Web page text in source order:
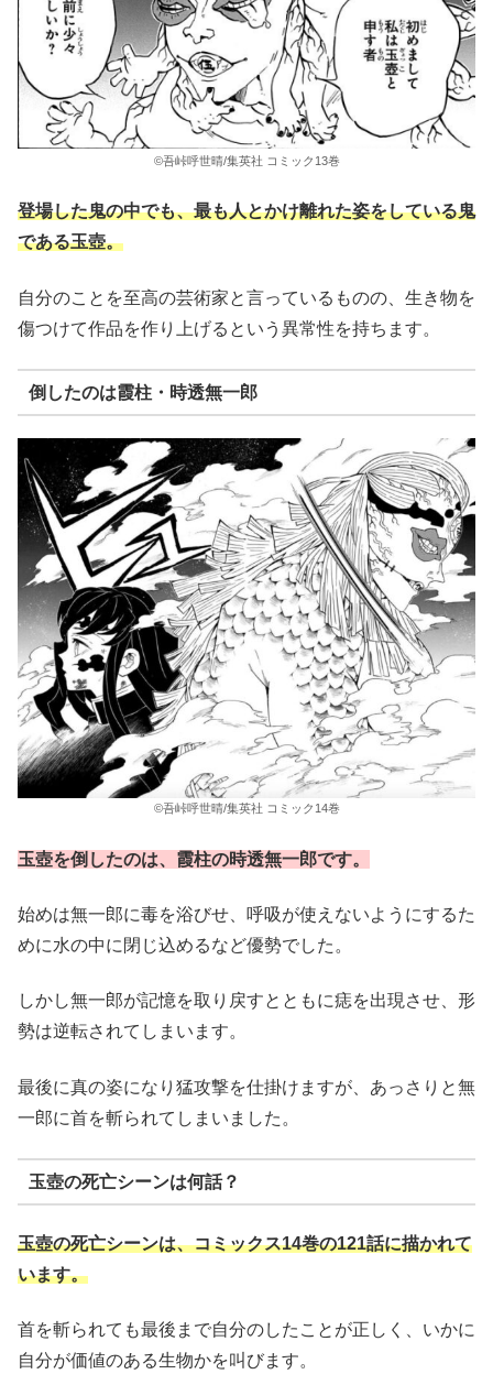
©吾峠呼世晴/集英社 コミック13巻
登場した鬼の中でも、最も人とかけ離れた姿をしている鬼
である玉壺。
自分のことを至高の芸術家と言っているものの、生き物を
傷つけて作品を作り上げるという異常性を持ちます。
倒したのは霞柱・時透無一郎
©吾峠呼世晴/集英社 コミック14巻
玉壺を倒したのは、霞柱の時透無一郎です。
始めは無一郎に毒を浴びせ、呼吸が使えないようにするた
めに水の中に閉じ込めるなど優勢でした。
しかし無一郎が記憶を取り戻すとともに痣を出現させ、形
勢は逆転されてしまいます。
最後に真の姿になり猛攻撃を仕掛けますが、あっさりと無
一郎に首を斬られてしまいました。
玉壺の死亡シーンは何話？
玉壺の死亡シーンは、コミックス14巻の121話に描かれて
います。
首を斬られても最後まで自分のしたことが正しく、いかに
自分が価値のある生物かを叫びます。